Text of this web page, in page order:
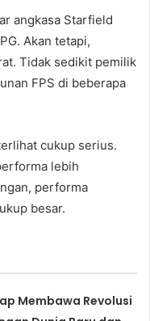
angkasa Starfield
Akan tetapi,
Tidak sedikit pemilik
FPS di beberapa
cukup serius.
lebih
performa
besar.
Membawa Revolusi